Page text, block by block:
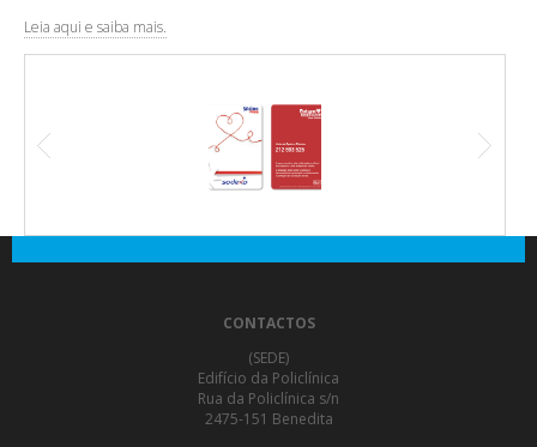
Leia aqui e saiba mais.
CONTACTOS
(SEDE)
Edifício da Policlínica
Rua da Policlínica s/n
2475-151 Benedita